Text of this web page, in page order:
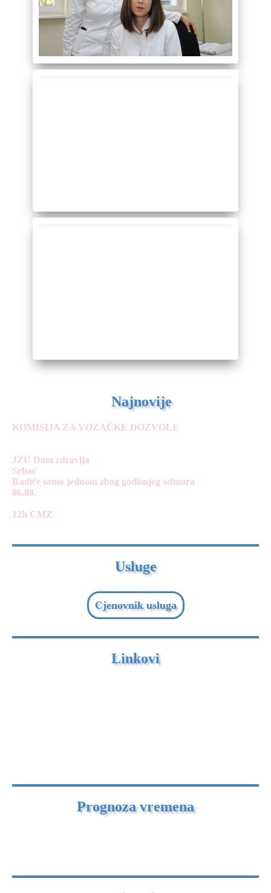
Najnovije
KOMISIJA ZA VOZAČKE DOZVOLE
JZU Dom zdravlja
Srbac
Radiće samo jednom zbog godisnjeg odmora
06.08.
12h CMZ
Usluge
Cjenovnik usluga
Linkovi
Prognoza vremena